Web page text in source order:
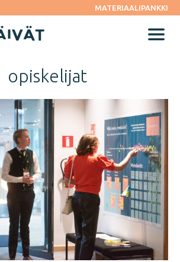
MATERIAALIPANKKI
Menu
opiskelijat